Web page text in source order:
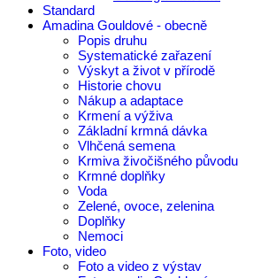
Standard
Amadina Gouldové - obecně
Popis druhu
Systematické zařazení
Výskyt a život v přírodě
Historie chovu
Nákup a adaptace
Krmení a výživa
Základní krmná dávka
Vlhčená semena
Krmiva živočišného původu
Krmné doplňky
Voda
Zelené, ovoce, zelenina
Doplňky
Nemoci
Foto, video
Foto a video z výstav